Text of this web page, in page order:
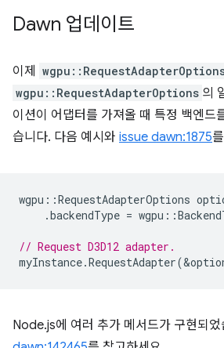
Dawn 업데이트
이제
wgpu::RequestAdapterOptions 의
이션이 어댑터를 가져올 때 특정 백엔드
습니다. 다음 예시와 issue dawn:1875
wgpu ::RequestAdapterOptions
.backendType = wgpu ::
// Request D3D12 adapter.
myInstance.RequestAdapter(&
Node.js에 여러 추가 메서드가 구현되었